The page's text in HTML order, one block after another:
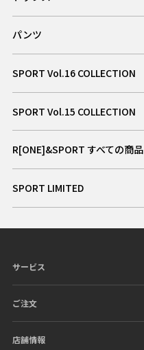
パンツ
SPORT Vol.16 COLLECTION
SPORT Vol.15 COLLECTION
R[ONE]&SPORT すべての商品
SPORT LIMITED
サービス
ご注文
店舗情報